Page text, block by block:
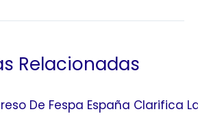
Relacionadas